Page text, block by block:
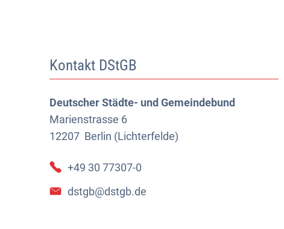
Kontakt DStGB
Deutscher Städte- und Gemeindebund
Marienstrasse 6
12207 Berlin (Lichterfelde)
+49 30 77307-0
dstgb@dstgb.de